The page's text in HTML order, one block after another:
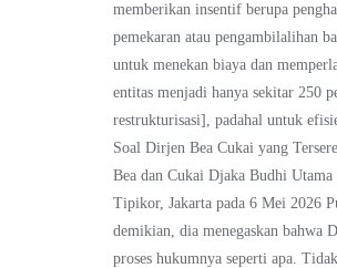
memberikan insentif berupa
pemekaran atau pengambilalihan
untuk menekan biaya dan
entitas menjadi hanya sekitar 250
restrukturisasi], padahal untuk
Soal Dirjen Bea Cukai yang
Bea dan Cukai Djaka Budhi Utama
Tipikor, Jakarta pada 6 Mei 2026
demikian, dia menegaskan bahwa
proses hukumnya seperti apa.